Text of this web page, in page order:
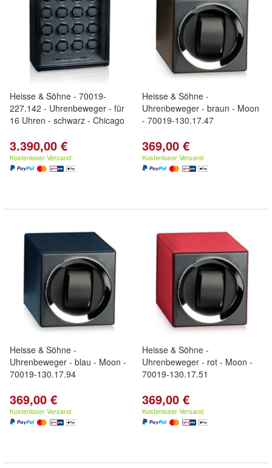
Heisse & Söhne - 70019-
227.142 - Uhrenbeweger - für
16 Uhren - schwarz - Chicago
3.390,00 €
Kostenloser Versand
Heisse & Söhne -
Uhrenbeweger - braun - Moon
- 70019-130.17.47
369,00 €
Kostenloser Versand
Heisse & Söhne -
Uhrenbeweger - blau - Moon -
70019-130.17.94
369,00 €
Kostenloser Versand
Heisse & Söhne -
Uhrenbeweger - rot - Moon -
70019-130.17.51
369,00 €
Kostenloser Versand